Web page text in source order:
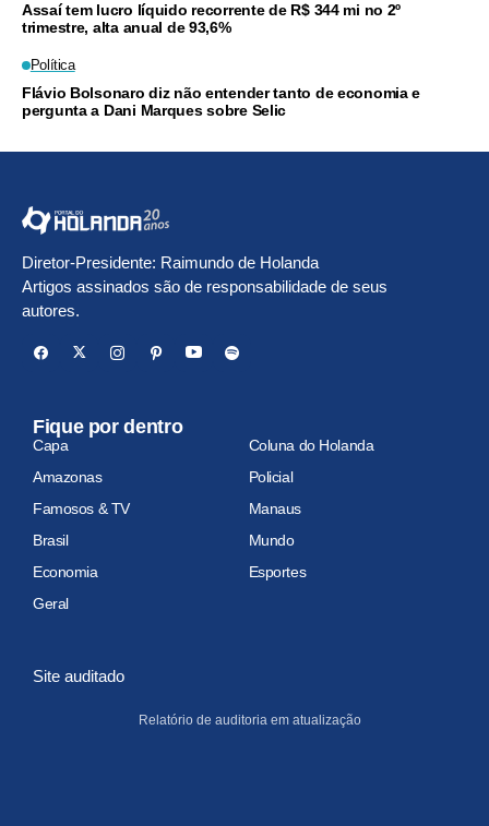
Assaí tem lucro líquido recorrente de R$ 344 mi no 2º
trimestre, alta anual de 93,6%
Política
Flávio Bolsonaro diz não entender tanto de economia e
pergunta a Dani Marques sobre Selic
Diretor-Presidente: Raimundo de Holanda
Artigos assinados são de responsabilidade de seus
autores.
Fique por dentro
Capa
Coluna do Holanda
Amazonas
Policial
Famosos & TV
Manaus
Brasil
Mundo
Economia
Esportes
Geral
Site auditado
Relatório de auditoria em atualização